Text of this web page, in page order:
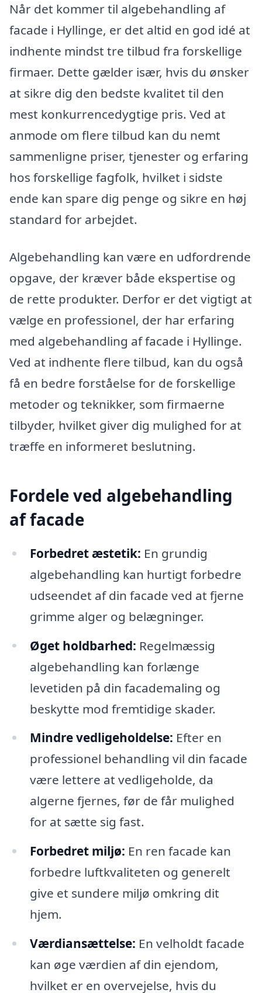
Når det kommer til algebehandling af
facade i Hyllinge, er det altid en god idé at
indhente mindst tre tilbud fra forskellige
firmaer. Dette gælder især, hvis du ønsker
at sikre dig den bedste kvalitet til den
mest konkurrencedygtige pris. Ved at
anmode om flere tilbud kan du nemt
sammenligne priser, tjenester og erfaring
hos forskellige fagfolk, hvilket i sidste
ende kan spare dig penge og sikre en høj
standard for arbejdet.
Algebehandling kan være en udfordrende
opgave, der kræver både ekspertise og
de rette produkter. Derfor er det vigtigt at
vælge en professionel, der har erfaring
med algebehandling af facade i Hyllinge.
Ved at indhente flere tilbud, kan du også
få en bedre forståelse for de forskellige
metoder og teknikker, som firmaerne
tilbyder, hvilket giver dig mulighed for at
træffe en informeret beslutning.
Fordele ved algebehandling
af facade
Forbedret æstetik: En grundig
algebehandling kan hurtigt forbedre
udseendet af din facade ved at fjerne
grimme alger og belægninger.
Øget holdbarhed: Regelmæssig
algebehandling kan forlænge
levetiden på din facademaling og
beskytte mod fremtidige skader.
Mindre vedligeholdelse: Efter en
professionel behandling vil din facade
være lettere at vedligeholde, da
algerne fjernes, før de får mulighed
for at sætte sig fast.
Forbedret miljø: En ren facade kan
forbedre luftkvaliteten og generelt
give et sundere miljø omkring dit
hjem.
Værdiansættelse: En velholdt facade
kan øge værdien af din ejendom,
hvilket er en overvejelse, hvis du